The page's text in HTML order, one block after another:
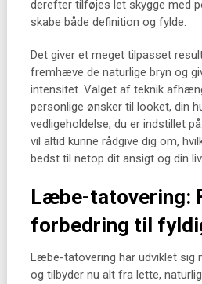
derefter tilføjes let skygge med
skabe både definition og fylde.
Det giver et meget tilpasset
fremhæve de naturlige bryn og
intensitet. Valget af teknik
personlige ønsker til looket, din
vedligeholdelse, du er indstillet
vil altid kunne rådgive dig om,
bedst til netop dit ansigt og din
Læbe-tatovering:
forbedring til
Læbe-tatovering har udviklet sig
og tilbyder nu alt fra lette,